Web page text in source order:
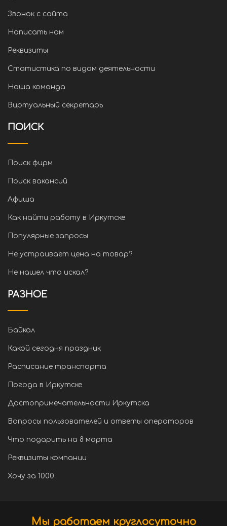
Звонок с сайта
Написать нам
Реквизиты
Статистика по видам деятельности
Наша команда
Виртуальный секретарь
ПОИСК
Поиск фирм
Поиск вакансий
Афиша
Как найти работу в Иркутске
Популярные запросы
Не устраивает цена на товар?
Не нашел что искал?
РАЗНОЕ
Байкал
Какой сегодня праздник
Расписание транспорта
Погода в Иркутске
Достопримечательности Иркутска
Вопросы пользователей и ответы операторов
Что подарить на 8 марта
Реквизиты компании
Хочу за 1000
Мы работаем круглосуточно